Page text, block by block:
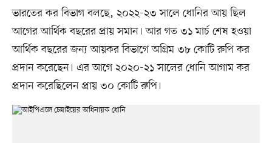
ভারতের কর বিভাগ বলছে, ২০২২-২৩ সালে ধোনির আয় ছিল
আগের আর্থিক বছরের প্রায় সমান। আর গত ৩১ মার্চ শেষ হওয়া
আর্থিক বছরের জন্য আয়কর বিভাগে অগ্রিম ৩৮ কোটি রুপি কর
প্রদান করেছেন। এর আগে ২০২০-২১ সালের ধোনি আগাম কর
প্রদান করেছিলেন প্রায় ৩০ কোটি রুপি।